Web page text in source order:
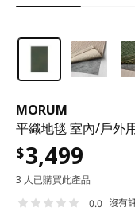
MORUM
平織地毯 室內/戶外
$3,499
3 人已購買此產品
0.0 沒有